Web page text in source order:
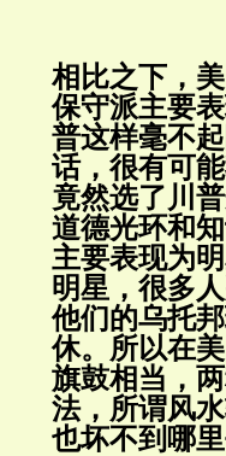
相比之下，
保守派主要
普这样毫不
话，很有可
竟然选了川
道德光环和
主要表现为
明星，很多
他们的乌托
休。所以在
旗鼓相当，
法，所谓风
也坏不到哪里